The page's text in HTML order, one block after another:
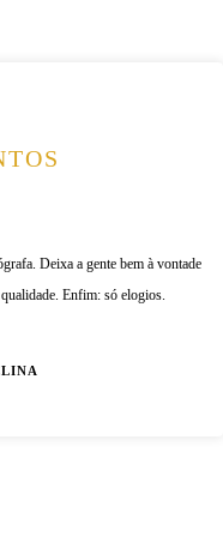
Deixa a gente bem à vontade
Enfim: só elogios.